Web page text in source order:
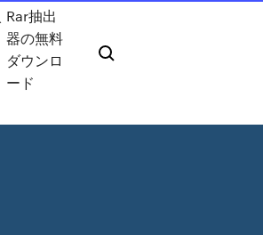
Rar抽出
器の無料
ダウンロ
ード